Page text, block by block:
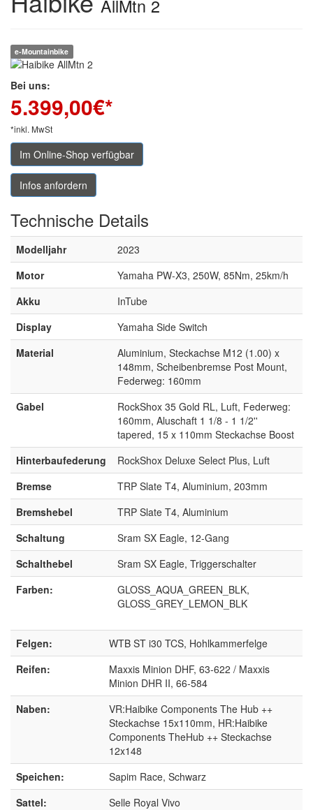
AllMtn 2
e-Mountainbike
Bei uns:
5.399,00€*
*inkl. MwSt
Im Online-Shop verfügbar
Infos anfordern
Technische Details
Modelljahr
2023
Motor
Yamaha PW-X3, 250W, 85Nm, 25km/h
Akku
InTube
Display
Yamaha Side Switch
Material
Aluminium, Steckachse M12 (1.00) x
148mm, Scheibenbremse Post Mount,
Federweg: 160mm
Gabel
RockShox 35 Gold RL, Luft, Federweg:
160mm, Aluschaft 1 1/8 - 1 1/2''
tapered, 15 x 110mm Steckachse Boost
Hinterbaufederung
RockShox Deluxe Select Plus, Luft
Bremse
TRP Slate T4, Aluminium, 203mm
Bremshebel
TRP Slate T4, Aluminium
Schaltung
Sram SX Eagle, 12-Gang
Schalthebel
Sram SX Eagle, Triggerschalter
Farben:
GLOSS_AQUA_GREEN_BLK,
GLOSS_GREY_LEMON_BLK
Felgen:
WTB ST i30 TCS, Hohlkammerfelge
Reifen:
Maxxis Minion DHF, 63-622 / Maxxis
Minion DHR II, 66-584
Naben:
VR:Haibike Components The Hub ++
Steckachse 15x110mm, HR:Haibike
Components TheHub ++ Steckachse
12x148
Speichen:
Sapim Race, Schwarz
Sattel:
Selle Royal Vivo